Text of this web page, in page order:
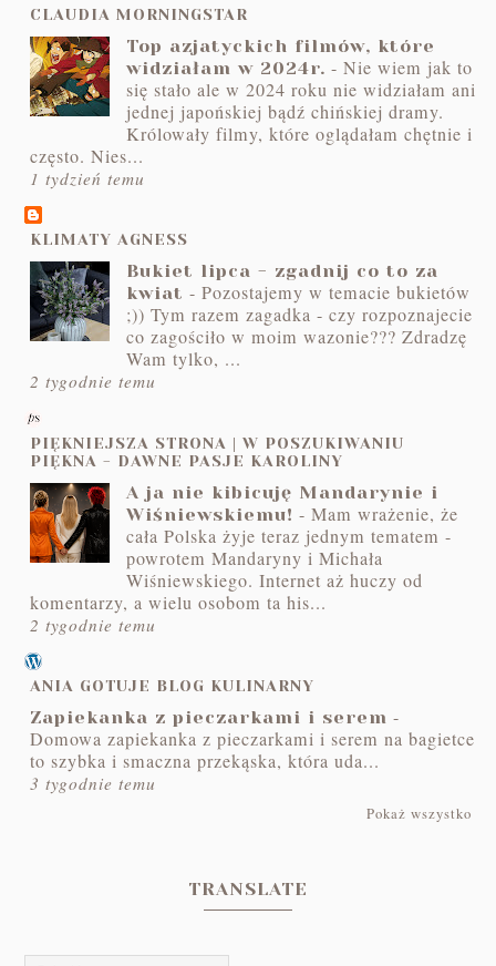
CLAUDIA MORNINGSTAR
Top azjatyckich filmów, które
widziałam w 2024r. -Nie wiem jak to
się stało ale w 2024 roku nie widziałam ani
jednej japońskiej bądź chińskiej dramy.
Królowały filmy, które oglądałam chętnie i
często. Nies...
1 tydzień temu
KLIMATY AGNESS
Bukiet lipca - zgadnij co to za
kwiat -Pozostajemy w temacie bukietów
;)) Tym razem zagadka - czy rozpoznajecie
co zagościło w moim wazonie??? Zdradzę
Wam tylko, ...
2 tygodnie temu
PIĘKNIEJSZA STRONA | W POSZUKIWANIU
PIĘKNA - DAWNE PASJE KAROLINY
A ja nie kibicuję Mandarynie i
Wiśniewskiemu! -Mam wrażenie, że
cała Polska żyje teraz jednym tematem -
powrotem Mandaryny i Michała
Wiśniewskiego. Internet aż huczy od
komentarzy, a wielu osobom ta his...
2 tygodnie temu
ANIA GOTUJE BLOG KULINARNY
Zapiekanka z pieczarkami i serem -
Domowa zapiekanka z pieczarkami i serem na bagietce
to szybka i smaczna przekąska, która uda...
3 tygodnie temu
Pokaż wszystko
TRANSLATE